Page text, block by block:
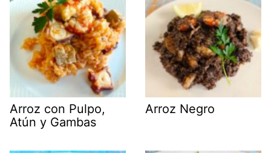
Arroz con Pulpo,
Atún y Gambas
Arroz Negro